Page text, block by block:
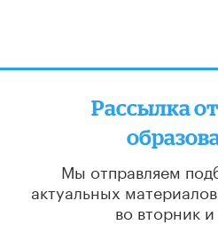
Рассылка
Мы отправляем
актуальных материалов
во вторник